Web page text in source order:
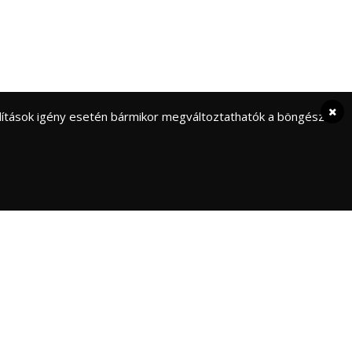
igény esetén bármikor megváltoztathatók a böngésző